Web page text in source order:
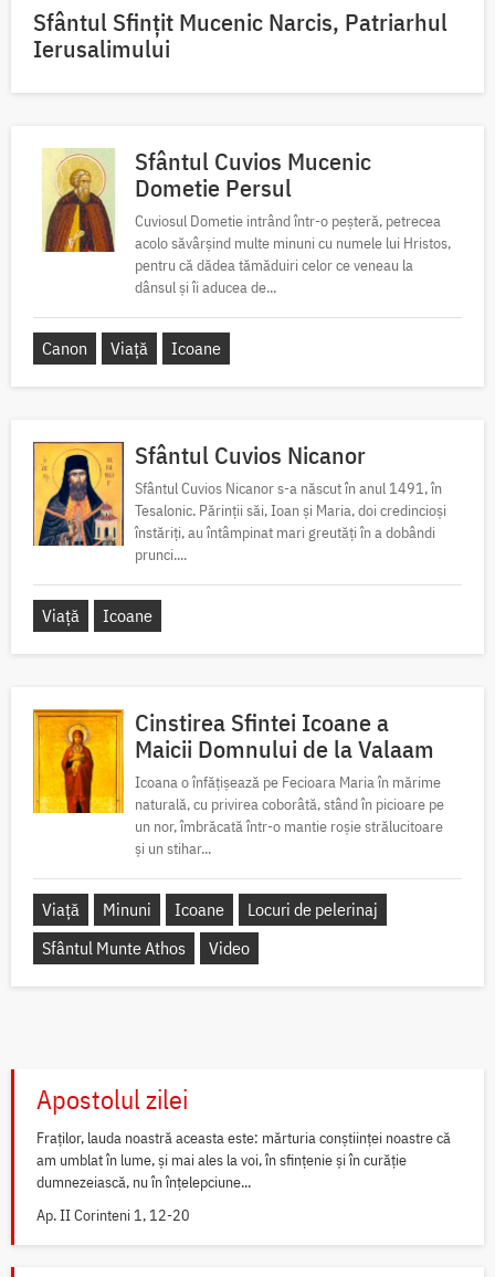
Sfântul Sfinţit Mucenic Narcis, Patriarhul
Ierusalimului
Sfântul Cuvios Mucenic
Dometie Persul
Cuviosul Dometie intrând într-o peșteră, petrecea
acolo săvârșind multe minuni cu numele lui Hristos,
pentru că dădea tămăduiri celor ce veneau la
dânsul și îi aducea de...
Canon Viață Icoane
Sfântul Cuvios Nicanor
Sfântul Cuvios Nicanor s-a născut în anul 1491, în
Tesalonic. Părinții săi, Ioan și Maria, doi credincioși
înstăriți, au întâmpinat mari greutăți în a dobândi
prunci....
Viață Icoane
Cinstirea Sfintei Icoane a
Maicii Domnului de la Valaam
Icoana o înfățișează pe Fecioara Maria în mărime
naturală, cu privirea coborâtă, stând în picioare pe
un nor, îmbrăcată într-o mantie roșie strălucitoare
și un stihar...
Viață Minuni Icoane
Locuri de pelerinaj
Sfântul Munte Athos
Video
Apostolul zilei
Fraților, lauda noastră aceasta este: mărturia conștiinței noastre că
am umblat în lume, și mai ales la voi, în sfințenie și în curăție
dumnezeiască, nu în înțelepciune...
Ap. II Corinteni 1, 12-20